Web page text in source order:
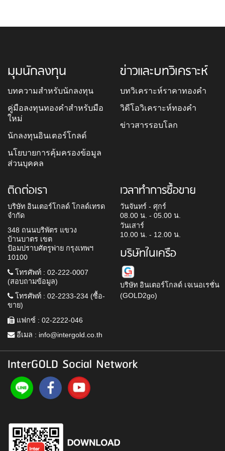
มุมนักลงทุน
บทความสำหรับนักลงทุน
คู่มือลงทุนทองคำสำหรับมือ
ใหม่
นักลงทุนอินเตอร์โกลด์
นโยบายการคุ้มครองข้อมูล
ส่วนบุคคล
ข่าวและบทวิเคราะห์
บทวิเคราะห์ราคาทองคำ
วิดีโอวิเคราะห์ทองคำ
ข่าวสารรอบโลก
ติดต่อเรา
บริษัท อินเตอร์โกลด์ โกลด์เทรด
จำกัด
348 ถนนบริพัตร แขวง
บ้านบาตร เขต
ป้อมปราบศัตรูพ่าย กรุงเทพฯ
10100
โทรศัพท์ : 02-222-0007
(สอบถามข้อมูล)
โทรศัพท์ : 02-2233-234 (ซื้อ-
ขาย)
แฟกซ์ : 02-2222-046
อีเมล : info@intergold.co.th
เวลาทำการซื้อขาย
วันจันทร์ - ศุกร์
08.00 น. - 05.00 น.
วันเสาร์
10.00 น. - 12.00 น.
บริษัทในเครือ
บริษัท อินเตอร์โกลด์ เจเนอเรชั่น
(GOLD2go)
InterGOLD Social Network